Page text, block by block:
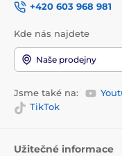
+420 603 968 981
Kde nás najdete
Naše prodejny
Jsme také na:
TikTok
Užitečné informace